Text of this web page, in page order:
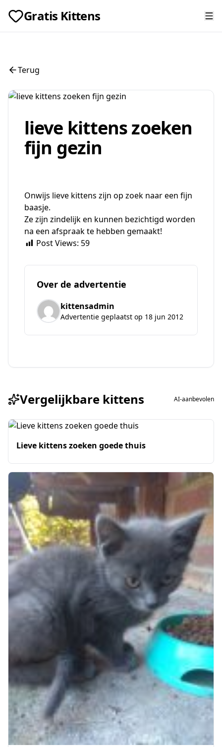
Gratis Kittens
Terug
lieve kittens zoeken
fijn gezin
Onwijs lieve kittens zijn op zoek naar een fijn
baasje.
Ze zijn zindelijk en kunnen bezichtigd worden
na een afspraak te hebben gemaakt!
Post Views: 59
Over de advertentie
kittensadmin
Advertentie geplaatst op 18 jun 2012
Vergelijkbare kittens AI-aanbevolen
Lieve kittens zoeken goede thuis